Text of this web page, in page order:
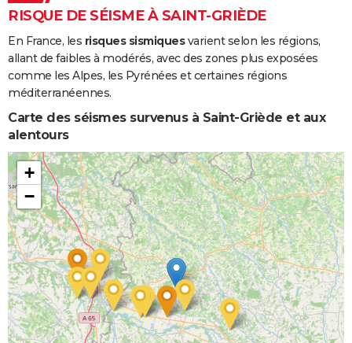
RISQUE DE SÉISME À SAINT-GRIÈDE
En France, les risques sismiquesvarient selon les régions,
allant de faibles à modérés, avec des zones plus exposées
comme les Alpes, les Pyrénées et certaines régions
méditerranéennes.
Carte des séismes survenus à Saint-Griède et aux
alentours
+
−